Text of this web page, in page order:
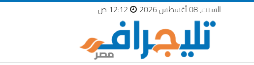
السبت، 08 أغسطس 2026